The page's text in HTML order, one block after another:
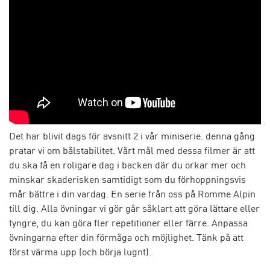
Det har blivit dags för avsnitt 2 i vår miniserie. denna gång
pratar vi om bålstabilitet. Vårt mål med dessa filmer är att
du ska få en roligare dag i backen där du orkar mer och
minskar skaderisken samtidigt som du förhoppningsvis
mår bättre i din vardag. En serie från oss på Romme Alpin
till dig. Alla övningar vi gör går såklart att göra lättare eller
tyngre, du kan göra fler repetitioner eller färre. Anpassa
övningarna efter din förmåga och möjlighet. Tänk på att
först värma upp (och börja lugnt).